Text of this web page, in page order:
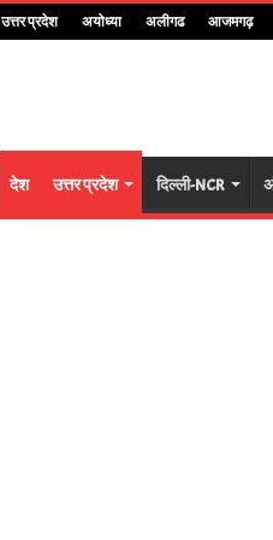
उत्तर प्रदेश अयोध्या अलीगढ आजमगढ़
देश उत्तर प्रदेश दिल्ली-NCR